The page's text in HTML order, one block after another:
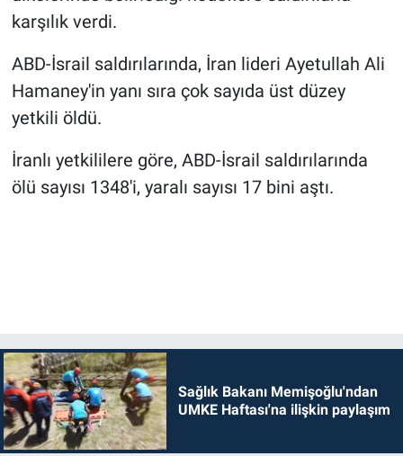
karşılık verdi.
ABD-İsrail saldırılarında, İran lideri Ayetullah Ali
Hamaney'in yanı sıra çok sayıda üst düzey
yetkili öldü.
İranlı yetkililere göre, ABD-İsrail saldırılarında
ölü sayısı 1348'i, yaralı sayısı 17 bini aştı.
Sağlık Bakanı Memişoğlu'ndan
UMKE Haftası'na ilişkin paylaşım